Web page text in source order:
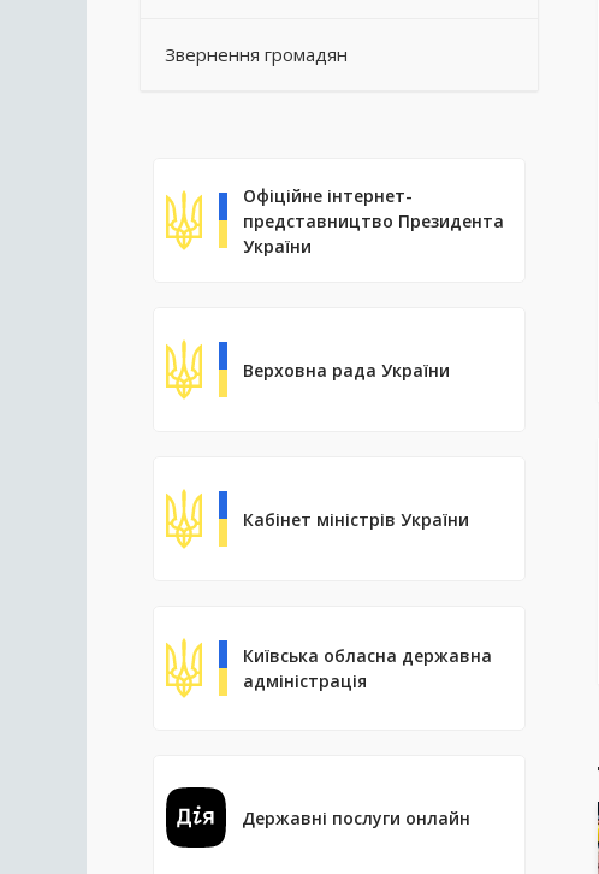
Звернення громадян
Офіційне інтернет-
представництво Президента
України
Верховна рада України
Кабінет міністрів України
Київська обласна державна
адміністрація
Державні послуги онлайн